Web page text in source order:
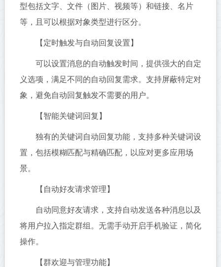
型包括文字、文件（图片、视频等）和链接、名片
等，且可以根据对象类型进行区分。
【定时触发与自动回复设置】
可以设置消息的自动触发时间，提供强大的自定
义选项，满足不同的自动回复需求。支持屏蔽特定对
象，避免自动回复触发不需要的用户。
【智能关键词回复】
独有的关键词自动回复功能，支持多种关键词设
置，包括模糊匹配与精确匹配，以应对更多应用场
景。
【自动好友请求管理】
自动同意好友请求，支持自动发送各种消息以及
将用户拉入指定群组。无需手动开启手机验证，简化
操作。
【群欢迎与管理功能】